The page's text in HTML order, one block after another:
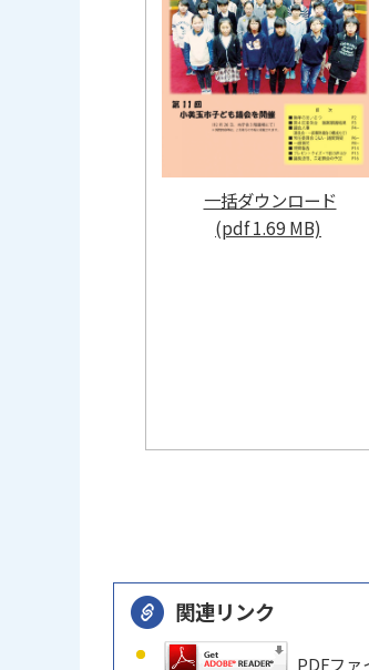
一括ダウンロード
(pdf 1.69 MB)
関連リンク
PDFフ